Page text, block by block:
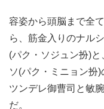
容姿から頭脳まで全
ら、筋金入りのナル
(パク・ソジュン扮)
ソ(パク・ミニョン扮)
ツンデレ御曹司と敏
だ。